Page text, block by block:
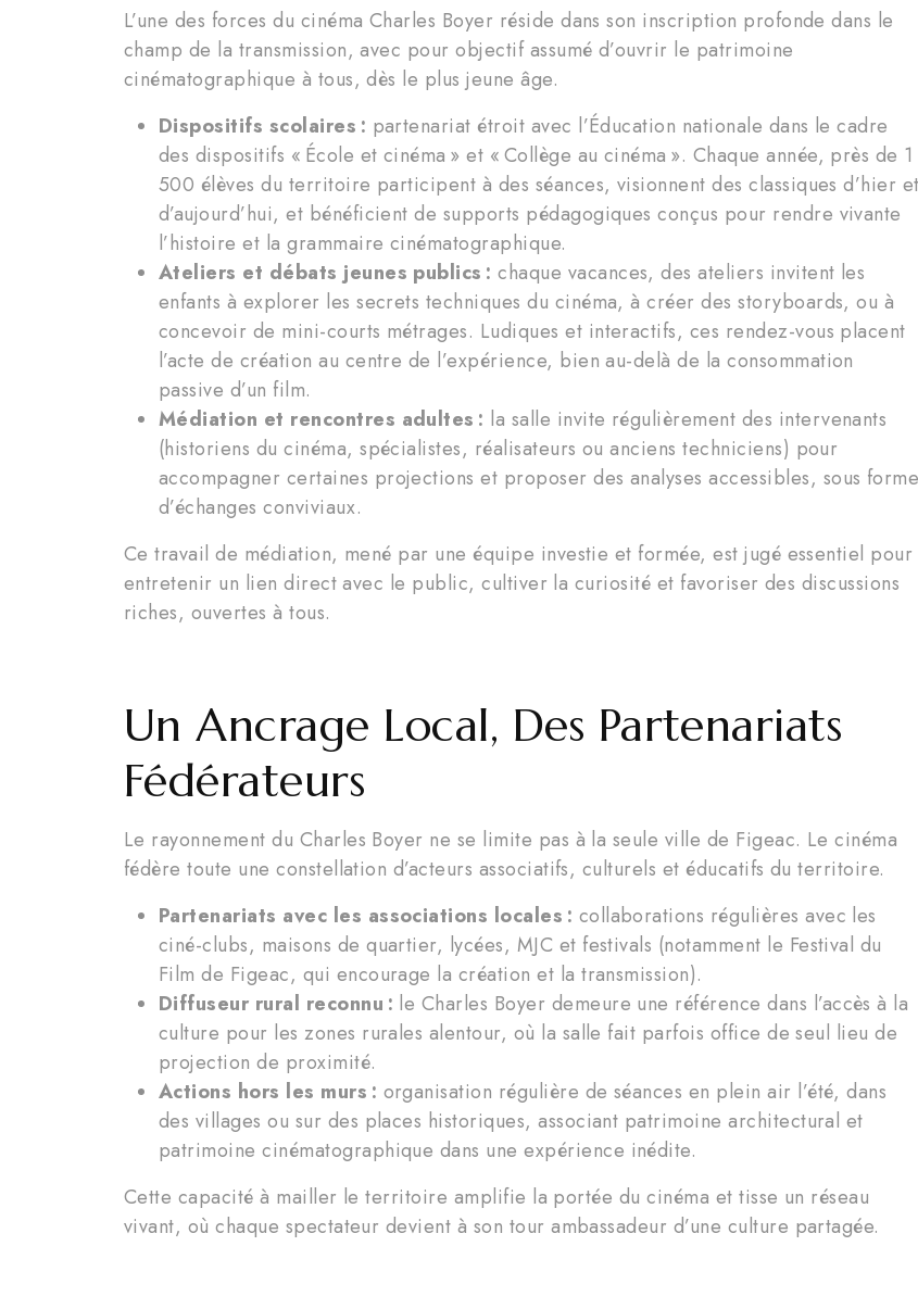
L’une des forces du cinéma Charles Boyer réside dans son inscription profonde dans le
champ de la transmission, avec pour objectif assumé d’ouvrir le patrimoine
cinématographique à tous, dès le plus jeune âge.
Dispositifs scolaires : partenariat étroit avec l’Éducation nationale dans le cadre
des dispositifs « École et cinéma » et « Collège au cinéma ». Chaque année, près de 1
500 élèves du territoire participent à des séances, visionnent des classiques d’hier et
d’aujourd’hui, et bénéficient de supports pédagogiques conçus pour rendre vivante
l’histoire et la grammaire cinématographique.
Ateliers et débats jeunes publics : chaque vacances, des ateliers invitent les
enfants à explorer les secrets techniques du cinéma, à créer des storyboards, ou à
concevoir de mini-courts métrages. Ludiques et interactifs, ces rendez-vous placent
l’acte de création au centre de l’expérience, bien au-delà de la consommation
passive d’un film.
Médiation et rencontres adultes : la salle invite régulièrement des intervenants
(historiens du cinéma, spécialistes, réalisateurs ou anciens techniciens) pour
accompagner certaines projections et proposer des analyses accessibles, sous forme
d’échanges conviviaux.
Ce travail de médiation, mené par une équipe investie et formée, est jugé essentiel pour
entretenir un lien direct avec le public, cultiver la curiosité et favoriser des discussions
riches, ouvertes à tous.
Un Ancrage Local, Des Partenariats
Fédérateurs
Le rayonnement du Charles Boyer ne se limite pas à la seule ville de Figeac. Le cinéma
fédère toute une constellation d’acteurs associatifs, culturels et éducatifs du territoire.
Partenariats avec les associations locales : collaborations régulières avec les
ciné-clubs, maisons de quartier, lycées, MJC et festivals (notamment le Festival du
Film de Figeac, qui encourage la création et la transmission).
Diffuseur rural reconnu : le Charles Boyer demeure une référence dans l’accès à la
culture pour les zones rurales alentour, où la salle fait parfois office de seul lieu de
projection de proximité.
Actions hors les murs : organisation régulière de séances en plein air l’été, dans
des villages ou sur des places historiques, associant patrimoine architectural et
patrimoine cinématographique dans une expérience inédite.
Cette capacité à mailler le territoire amplifie la portée du cinéma et tisse un réseau
vivant, où chaque spectateur devient à son tour ambassadeur d’une culture partagée.